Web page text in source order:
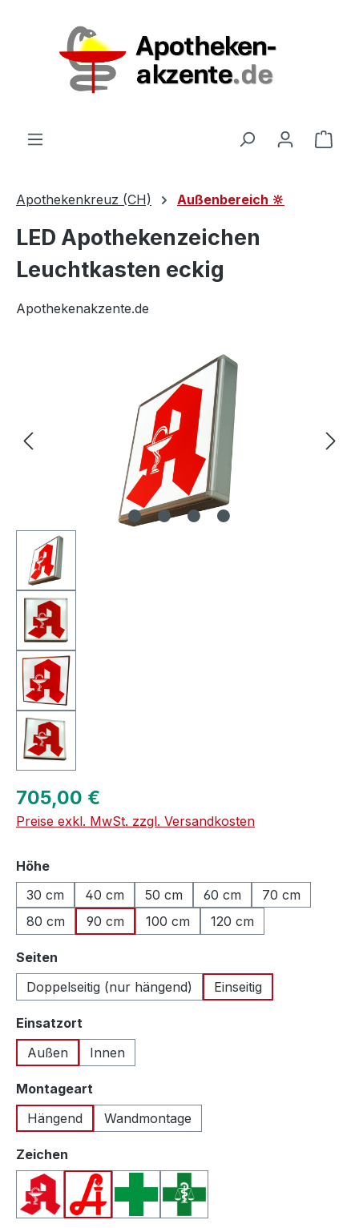
Apothekenkreuz (CH) Außenbereich 🔆
LED Apothekenzeichen
Leuchtkasten eckig
Apothekenakzente.de
Regulärer Preis:
705,00 €
Preise exkl. MwSt. zzgl. Versandkosten
Höheauswählen
30 cm
40 cm 50 cm 60 cm
70 cm
80 cm
90 cm 100 cm 120 cm
Seiten
Doppelseitig (nur hängend)
Einseitig
Einsatzort
Außen
Innen
Montageart
Hängend
Wandmontage
Zeichen
Apotheken A (Deutschland)
Apotheken A (Österreich)
Apothekenkreuz (International)
Apothekenkreuz (Schweiz)